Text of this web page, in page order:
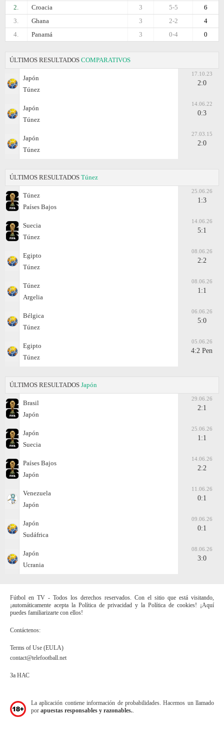
2.
Croacia 6
5-5
3
3.
Ghana 4
2-2
3
4.
Panamá 0
0-4
3
ÚLTIMOS RESULTADOS COMPARATIVOS
Japón
Túnez
17.10.23
2:0
Japón
Túnez
14.06.22
0:3
Japón
Túnez
27.03.15
2:0
ÚLTIMOS RESULTADOS Túnez
Túnez
Países Bajos
25.06.26
1:3
Suecia
Túnez
14.06.26
5:1
Egipto
Túnez
08.06.26
2:2
Túnez
Argelia
08.06.26
1:1
Bélgica
Túnez
06.06.26
5:0
Egipto
Túnez
05.06.26
4:2 Pen
ÚLTIMOS RESULTADOS Japón
Brasil
Japón
29.06.26
2:1
Japón
Suecia
25.06.26
1:1
Países Bajos
Japón
14.06.26
2:2
Venezuela
Japón
11.06.26
0:1
Japón
Sudáfrica
09.06.26
0:1
Japón
Ucrania
08.06.26
3:0
Fútbol en TV - Todos los derechos reservados. Con el sitio que está visitando,
¡automáticamente acepta la Política de privacidad y la Política de cookies! ¡Aquí
puedes familiarizarte con ellos!
Contáctenos:
Terms of Use (EULA)
contact@telefootball.net
За НАС
La aplicación contiene información de probabilidades. Hacemos un llamado
por apuestas responsables y razonables.